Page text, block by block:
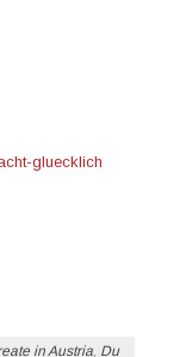
in Austria, Du